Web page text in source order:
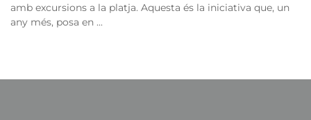
amb excursions a la platja. Aquesta és la iniciativa que, un
any més, posa en ...